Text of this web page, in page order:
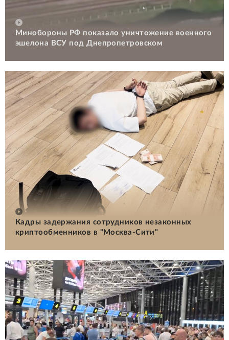
Минобороны РФ показало уничтожение военного
эшелона ВСУ под Днепропетровском
Кадры задержания сотрудников незаконных
криптообменников в "Москва-Сити"